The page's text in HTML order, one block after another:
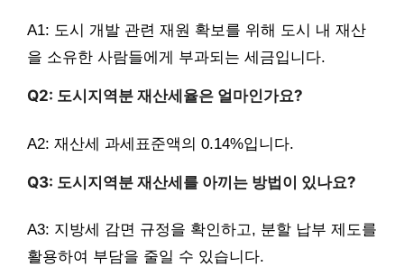
A1: 도시 개발 관련 재원 확보를 위해 도시 내 재산
을 소유한 사람들에게 부과되는 세금입니다.
Q2: 도시지역분 재산세율은 얼마인가요?
A2: 재산세 과세표준액의 0.14%입니다.
Q3: 도시지역분 재산세를 아끼는 방법이 있나요?
A3: 지방세 감면 규정을 확인하고, 분할 납부 제도를
활용하여 부담을 줄일 수 있습니다.